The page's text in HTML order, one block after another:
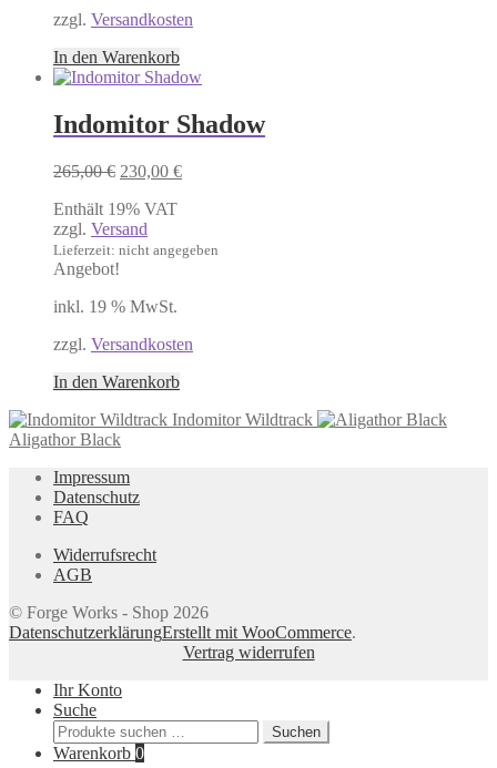
zzgl. Versandkosten
In den Warenkorb
Indomitor Shadow
265,00€ Ursprünglicher
war:
265,00 €
230,00 €Aktueller
Enthält 19% VAT
zzgl. Versand
Lieferzeit: nicht angegeben
Angebot!
inkl. 19 % MwSt.
zzgl. Versandkosten
In den Warenkorb
Indomitor Wildtrack
Aligathor Black
Impressum
Datenschutz
FAQ
Widerrufsrecht
AGB
© Forge Works - Shop 2026
DatenschutzerklärungErstellt mit WooCommerce.
Vertrag widerrufen
Ihr Konto
Suche
Suchen
nach:
Suchen
Warenkorb 0